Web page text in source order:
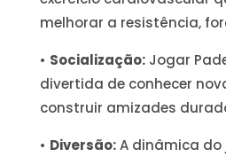
melhorar a resistência,
• Socialização:Jogar
divertida de conhecer
construir amizades
• Diversão:A dinâmica do